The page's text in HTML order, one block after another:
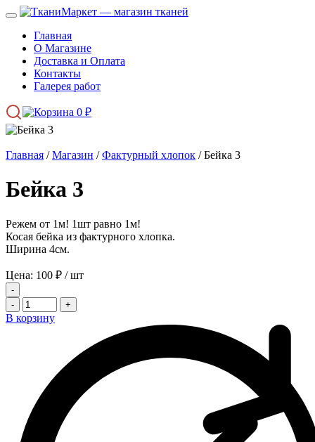
Главная
О Магазине
Доставка и Оплата
Контакты
Галерея работ
0 ₽
Главная /Магазин /Фактурный хлопок / Бейка 3
Бейка 3
Режем от 1м! 1шт равно 1м!
Косая бейка из фактурного хлопка.
Ширина 4см.
Цена: 100 ₽ / шт
-
-
+
В корзину